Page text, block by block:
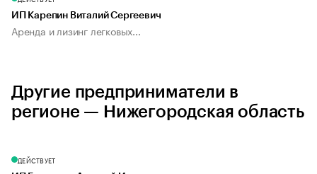
ИП Карепин Виталий Сергеевич
Аренда и лизинг легковых...
Другие предприниматели в
регионе — Нижегородская область
ДЕЙСТВУЕТ